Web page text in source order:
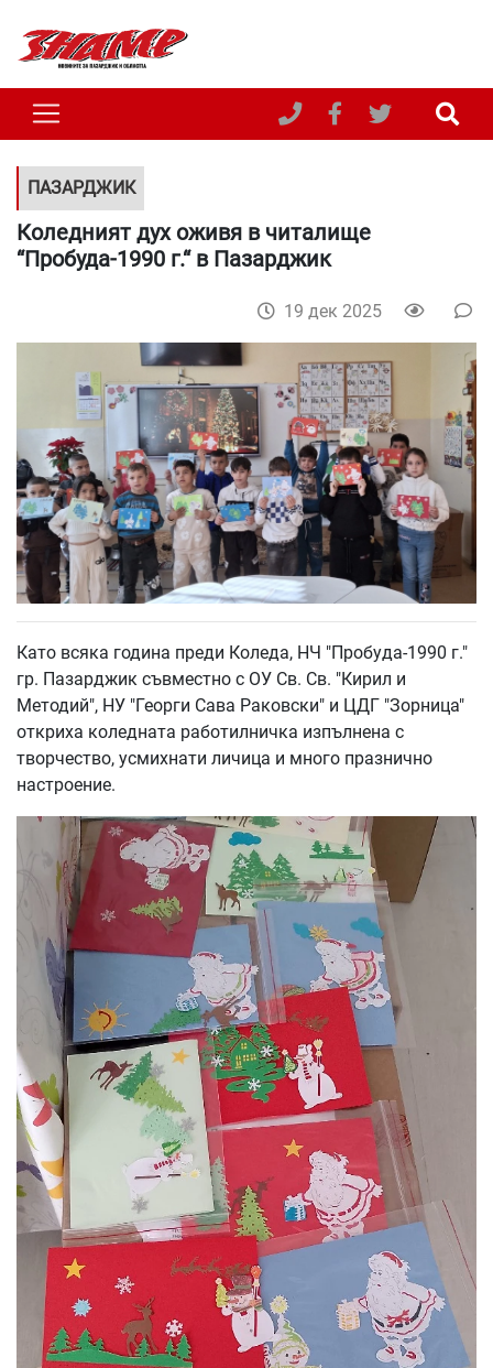
ПАЗАРДЖИК
Коледният дух оживя в читалище
“Пробуда-1990 г.“ в Пазарджик
19 дек 2025
Като всяка година преди Коледа, НЧ "Пробуда-1990 г."
гр. Пазарджик съвместно с ОУ Св. Св. "Кирил и
Методий", НУ "Георги Сава Раковски" и ЦДГ "Зорница"
откриха коледната работилничка изпълнена с
творчество, усмихнати личица и много празнично
настроение.